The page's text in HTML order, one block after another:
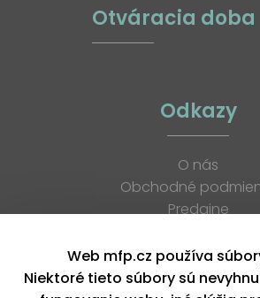
Otváracia doba
Odkazy
O nás
Obchodné
Predajne
K stiahnutiu
Blog
Web mfp.cz používa
Niektoré tieto súbory sú